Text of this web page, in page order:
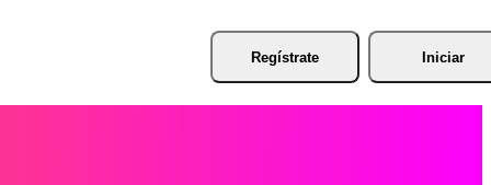
Regístrate Iniciar